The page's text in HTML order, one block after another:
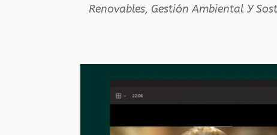
Renovables, Gestión Ambiental Y